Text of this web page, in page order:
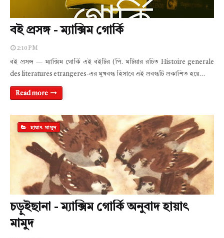
বই প্রসঙ্গ - ম্যাক্সিম গোর্কি
2:10 PM
বই প্রসঙ্গ — ম্যাক্সিম গোর্কি এই বইটির (পি. মটিয়ার রচিত Histoire generale
des literatures etrangeres-এর মুখবন্ধ হিসাবে এই প্রবন্ধটি প্রকাশিত হয়ে…
Read more
হায়াৎ মামুদ
চড়ুইছানা - ম্যাক্সিম গোর্কি অনুবাদ হায়াৎ
মামুদ